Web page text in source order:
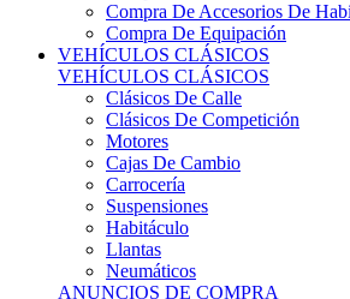
Compra De Accesorios De
Compra De Equipación
VEHÍCULOS CLÁSICOS
VEHÍCULOS CLÁSICOS
Clásicos De Calle
Clásicos De Competición
Motores
Cajas De Cambio
Carrocería
Suspensiones
Habitáculo
Llantas
Neumáticos
ANUNCIOS DE COMPRA